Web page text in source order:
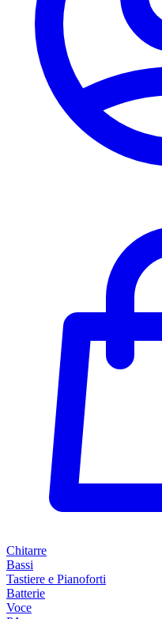
Chitarre
Bassi
Tastiere e Pianoforti
Batterie
Voce